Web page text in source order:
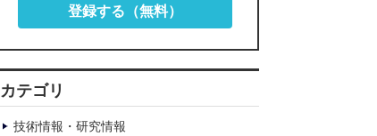
登録する（無料）
カテゴリ
技術情報・研究情報